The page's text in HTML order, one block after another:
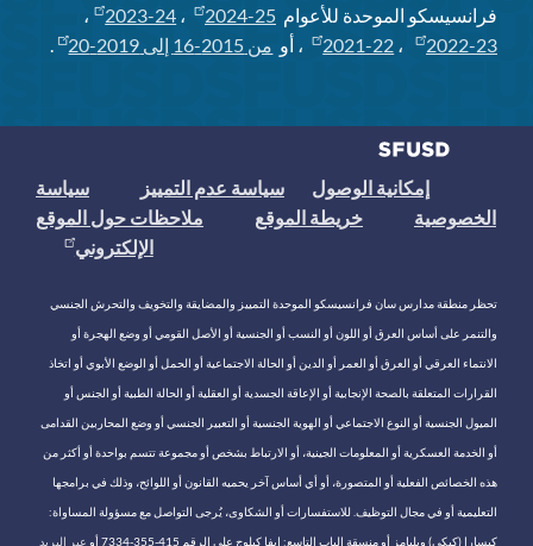
فرانسيسكو الموحدة للأعوام 2024-25 ، 2023-24
،
2022-23
، 2021-22 ، أو من 2015-16 إلى 2019-20 .
إمكانية الوصول سياسة عدم التمييز
سياسة
الخصوصية
خريطة الموقع
ملاحظات حول الموقع
الإلكتروني
تحظر منطقة مدارس سان فرانسيسكو الموحدة التمييز والمضايقة والتخويف والتحرش الجنسي
والتنمر على أساس العرق أو اللون أو النسب أو الجنسية أو الأصل القومي أو وضع الهجرة أو
الانتماء العرقي أو العرق أو العمر أو الدين أو الحالة الاجتماعية أو الحمل أو الوضع الأبوي أو اتخاذ
القرارات المتعلقة بالصحة الإنجابية أو الإعاقة الجسدية أو العقلية أو الحالة الطبية أو الجنس أو
الميول الجنسية أو النوع الاجتماعي أو الهوية الجنسية أو التعبير الجنسي أو وضع المحاربين القدامى
أو الخدمة العسكرية أو المعلومات الجينية، أو الارتباط بشخص أو مجموعة تتسم بواحدة أو أكثر من
هذه الخصائص الفعلية أو المتصورة، أو أي أساس آخر يحميه القانون أو اللوائح، وذلك في برامجها
التعليمية أو في مجال التوظيف. للاستفسارات أو الشكاوى، يُرجى التواصل مع مسؤولة المساواة:
كيسارا (كيكي) ويليامز أو منسقة الباب التاسع: إيفا كيلوج على الرقم 415-355-7334 أو عبر البريد